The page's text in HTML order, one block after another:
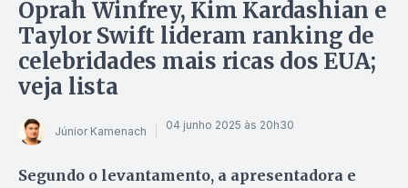
Oprah Winfrey, Kim Kardashian e
Taylor Swift lideram ranking de
celebridades mais ricas dos EUA;
veja lista
Júnior Kamenach 04 junho 2025 às 20h30
Segundo o levantamento, a apresentadora e